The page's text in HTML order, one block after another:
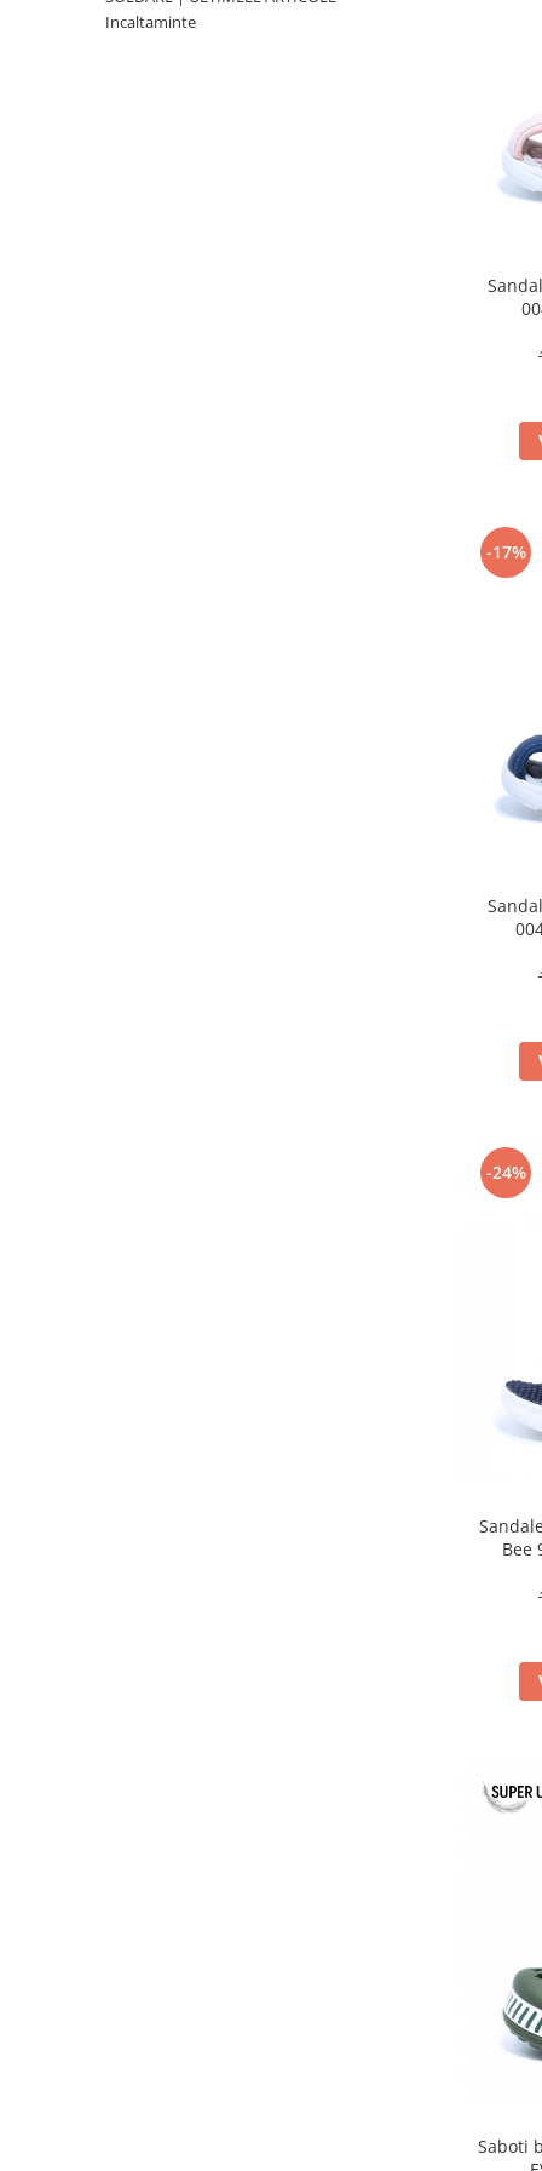
Incaltaminte
-17%
-24%
Bee
Saboti